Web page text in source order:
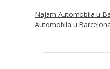
Najam Automobila u
Automobila u